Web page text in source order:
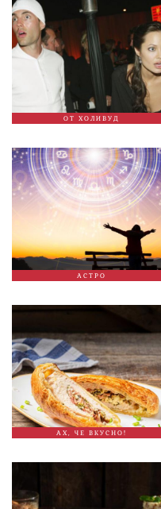
ОТ ХОЛИВУД
АСТРО
АХ, ЧЕ ВКУСНО!